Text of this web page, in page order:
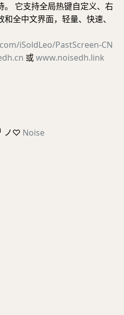
。 它支持全局热键自定义、右
全中文界面，轻量、快速、
iSoldLeo/PastScreen-CN
或www.noisedh.link
ノ♡ Noise